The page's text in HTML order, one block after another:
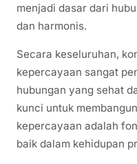
menjadi dasar dari
dan harmonis.
Secara keseluruhan,
kepercayaan sangat
hubungan yang sehat
kunci untuk
kepercayaan adalah
baik dalam kehidupan